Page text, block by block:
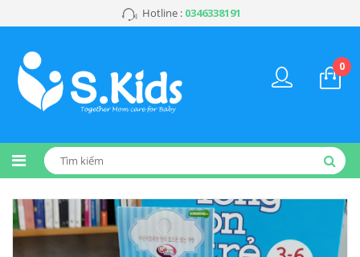
Hotline : 0346338191
0